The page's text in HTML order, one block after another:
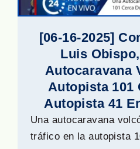
[06-16-2025]
Luis
Autocaravana
Autopista 101
Autopista 41
Una autocaravana
tráfico en la autopista